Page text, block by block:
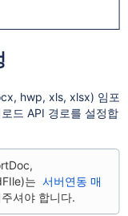
hwp, xls, xlsx) 임포
드 API 경로를 설정합
는 서버연동 매
셔야 합니다.